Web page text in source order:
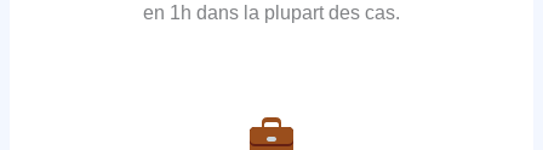
en 1h dans la plupart des cas.